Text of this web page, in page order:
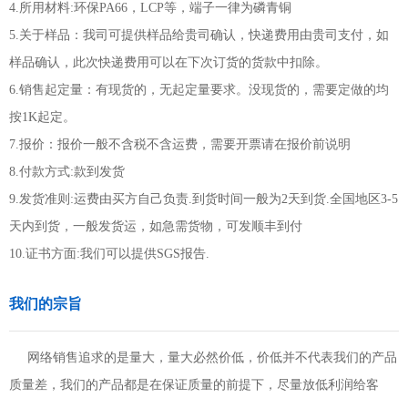
4.所用材料:环保PA66，LCP等，端子一律为磷青铜
5.关于样品：我司可提供样品给贵司确认，快递费用由贵司支付，如
样品确认，此次快递费用可以在下次订货的货款中扣除。
6.销售起定量：有现货的，无起定量要求。没现货的，需要定做的均
按1K起定。
7.报价：报价一般不含税不含运费，需要开票请在报价前说明
8.付款方式:款到发货
9.发货准则:运费由买方自己负责.到货时间一般为2天到货.全国地区3-5
天内到货，一般发货运，如急需货物，可发顺丰到付
10.证书方面:我们可以提供SGS报告.
我们的宗旨
网络销售追求的是量大，量大必然价低，价低并不代表我们的产品
质量差，我们的产品都是在保证质量的前提下，尽量放低利润给客